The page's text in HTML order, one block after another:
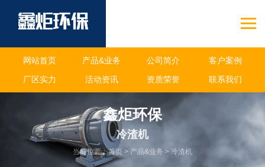
网站首页 产品&业务 公司简介
客户案例
厂区实力
活动资讯 资质荣誉 联系我们
鑫炬环保
冷渣机
当前位置：首页 > 产品&业务 > 冷渣机